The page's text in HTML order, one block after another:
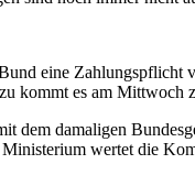
eine
kommt es am Mittwoch
dem damaligen
wertet die